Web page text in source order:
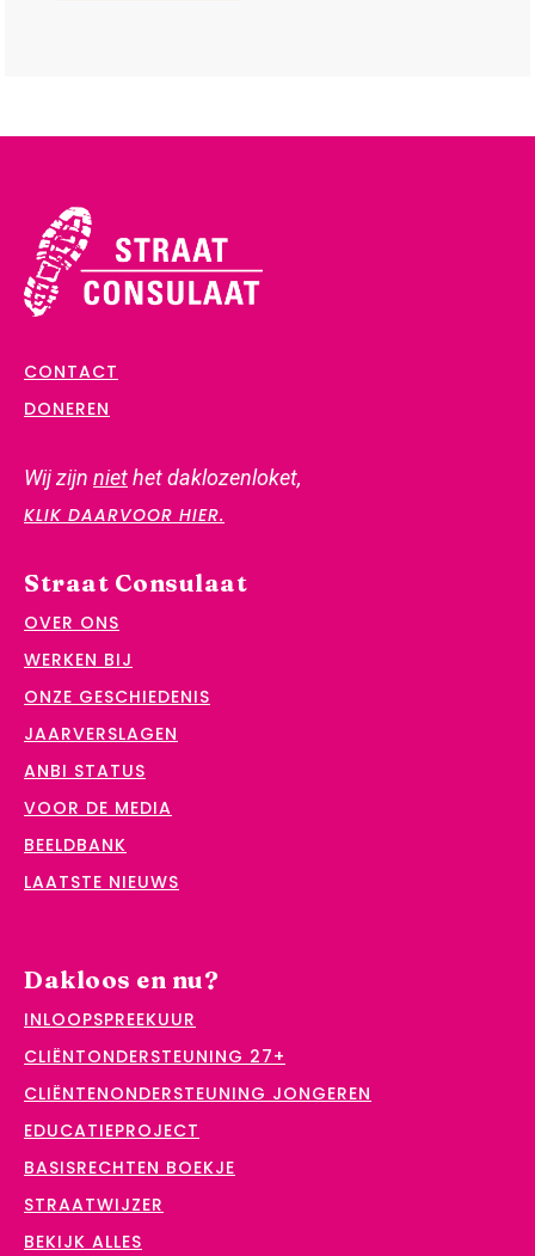
CONTACT
DONEREN
Wij zijn niethet daklozenloket,
KLIK DAARVOOR HIER.
Straat Consulaat
OVER ONS
WERKEN BIJ
ONZE GESCHIEDENIS
JAARVERSLAGEN
ANBI STATUS
VOOR DE MEDIA
BEELDBANK
LAATSTE NIEUWS
Dakloos en nu?
INLOOPSPREEKUUR
CLIËNTONDERSTEUNING 27+
CLIËNTENONDERSTEUNING JONGEREN
EDUCATIEPROJECT
BASISRECHTEN BOEKJE
STRAATWIJZER
BEKIJK ALLES